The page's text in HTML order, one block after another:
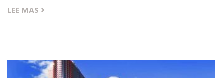
LEE MAS ›